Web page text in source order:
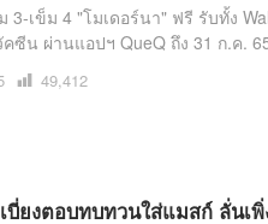
3-เข็ม 4 "โมเดอร์นา" ฟรี รับทั้ง
คซีน ผ่านแอปฯ QueQ ถึง 31 ก.ค.
เปิด
49,412
บี่ยงตอบทบทวนใส่แมสก์ ลั่นเ